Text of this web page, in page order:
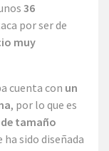
36
por ser de
muy
cuenta con un
, por lo que es
tamaño
ha sido diseñada